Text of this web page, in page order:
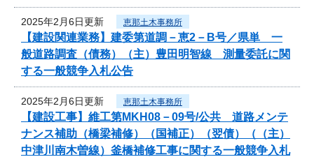
2025年2月6日更新 恵那土木事務所
【建設関連業務】建委第道調－恵2－B号／県単 一
般道路調査（債務）（主）豊田明智線 測量委託に関
する一般競争入札公告
2025年2月6日更新 恵那土木事務所
【建設工事】維工第MKH08－09号/公共 道路メンテ
ナンス補助（橋梁補修）（国補正）（翌債）（（主）
中津川南木曽線）釜橋補修工事に関する一般競争入札